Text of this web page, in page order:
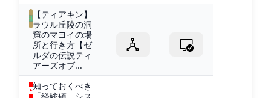
【ティアキン】
ラウル丘陵の洞
窟のマヨイの場
所と行き方【ゼ
ルダの伝説ティ
アーズオブ...
知っておくべき